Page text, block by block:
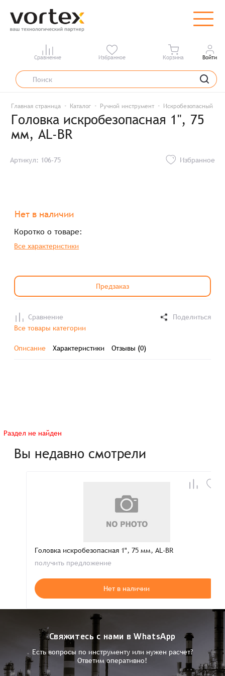
Сравнение Избранное Корзина Войти
Главная страница Каталог Ручной инструмент Искробезопасный
Головка искробезопасная 1", 75
мм, AL-BR
Артикул: 106-75 Избранное
Нет в наличии
Коротко о товаре:
Все характеристики
Предзаказ
Сравнение
Поделиться
Все товары категории
Описание Характеристики Отзывы (0)
Раздел не найден
Вы недавно смотрели
Головка искробезопасная 1", 75 мм, AL-BR
получить предложение
Нет в наличии
Свяжитесь с нами в WhatsApp
Есть вопросы по инструменту или нужен расчет?
Ответим оперативно!